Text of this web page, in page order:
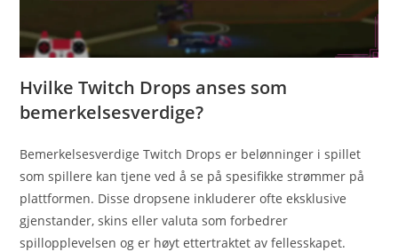
Hvilke Twitch Drops anses som
bemerkelsesverdige?
Bemerkelsesverdige Twitch Drops er belønninger i spillet
som spillere kan tjene ved å se på spesifikke strømmer på
plattformen. Disse dropsene inkluderer ofte eksklusive
gjenstander, skins eller valuta som forbedrer
spillopplevelsen og er høyt ettertraktet av fellesskapet.